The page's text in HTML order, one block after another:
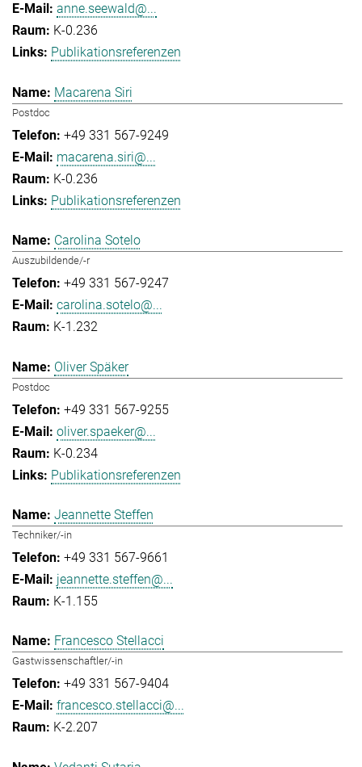
anne.seewald@...
K-0.236
Publikationsreferenzen
Macarena Siri
Postdoc
+49 331 567-9249
macarena.siri@...
K-0.236
Publikationsreferenzen
Carolina Sotelo
Auszubildende/-r
+49 331 567-9247
carolina.sotelo@...
K-1.232
Oliver Späker
Postdoc
+49 331 567-9255
oliver.spaeker@...
K-0.234
Publikationsreferenzen
Jeannette Steffen
Techniker/-in
+49 331 567-9661
jeannette.steffen@...
K-1.155
Francesco Stellacci
Gastwissenschaftler/-in
+49 331 567-9404
francesco.stellacci@...
K-2.207